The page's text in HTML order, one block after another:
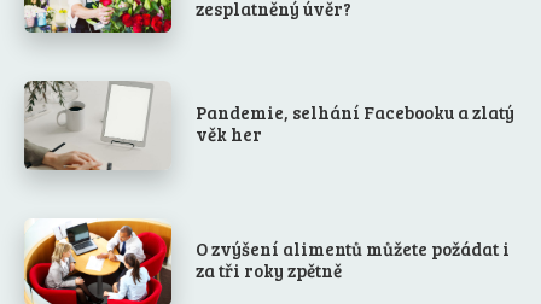
zesplatněný úvěr?
Pandemie, selhání Facebooku a zlatý
věk her
O zvýšení alimentů můžete požádat i
za tři roky zpětně